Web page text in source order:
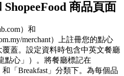
商品頁面
）和
merchant）上註冊您的點心
蓋。設定資料時包含中英文餐廳
點心」）。將餐廳標記在
和「Breakfast」分類下。為每個品